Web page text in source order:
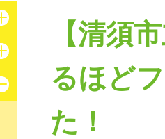
【清須
るほど
た！